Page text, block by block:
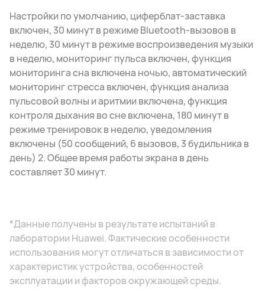
Настройки по умолчанию, циферблат-заставка
включен, 30 минут в режиме Bluetooth-вызовов в
неделю, 30 минут в режиме воспроизведения музыки
в неделю, мониторинг пульса включен, функция
мониторинга сна включена ночью, автоматический
мониторинг стресса включен, функция анализа
пульсовой волны и аритмии включена, функция
контроля дыхания во сне включена, 180 минут в
режиме тренировок в неделю, уведомления
включены (50 сообщений, 6 вызовов, 3 будильника в
день) 2. Общее время работы экрана в день
составляет 30 минут.
*Данные получены в результате испытаний в
лаборатории Huawei. Фактические особенности
использования могут отличаться в зависимости от
характеристик устройства, особенностей
эксплуатации и факторов окружающей среды.